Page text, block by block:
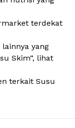
terdekat
yang
Skim“, lihat
terkait Susu